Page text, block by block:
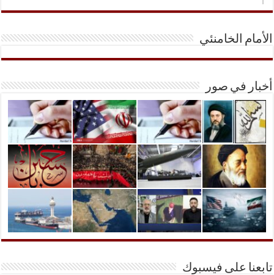
الأمام الخامنئي
أخبار في صور
تابعنا على فيسبوك